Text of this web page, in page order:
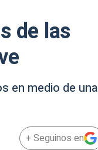
de las
en medio de una
+ Seguinos en